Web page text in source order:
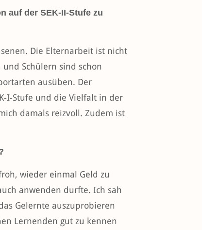
auf der SEK-II-Stufe zu
Die Elternarbeit ist nicht
Schülern sind schon
ausüben. Der
I-Stufe und die Vielfalt in der
damals reizvoll. Zudem ist
wieder einmal Geld zu
anwenden durfte. Ich sah
Gelernte auszuprobieren
Lernenden gut zu kennen